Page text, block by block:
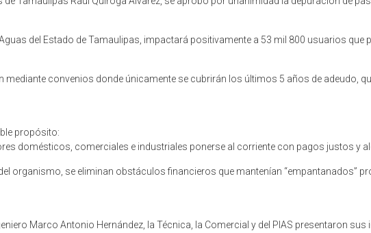
del Estado de Tamaulipas, impactará positivamente a 53 mil 800 usuarios que
convenios donde únicamente se cubrirán los últimos 5 años de adeudo,
propósito:
domésticos, comerciales e industriales ponerse al corriente con pagos justos y
organismo, se eliminan obstáculos financieros que mantenían “empantanados”
Marco Antonio Hernández, la Técnica, la Comercial y del PIAS presentaron